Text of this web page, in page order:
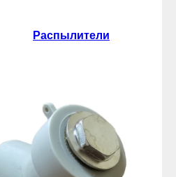
Распылители